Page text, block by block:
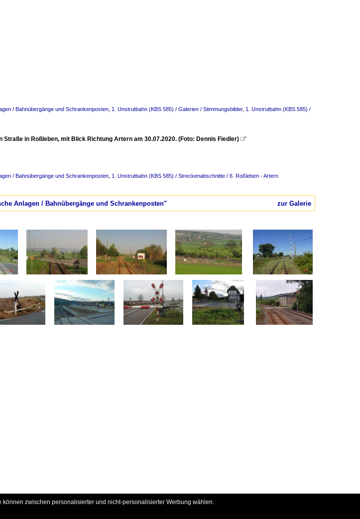
/ Bahnübergänge und Schrankenposten 1. Unstrutbahn (KBS 585) / Galerien / Stimmungsbilder, 1. Unstrutbahn (KBS 585) /
Straße in Roßleben, mit Blick Richtung Artern am 30.07.2020. (Foto: Dennis Fiedler) 
/ Bahnübergänge und Schrankenposten 1. Unstrutbahn (KBS 585) / Streckenabschnitte / 6. Roßleben - Artern
zur Galerie
Anlagen / Bahnübergänge und Schrankenposten"
zwischen personalisierter und nicht-personalisierter Werbung wählen.